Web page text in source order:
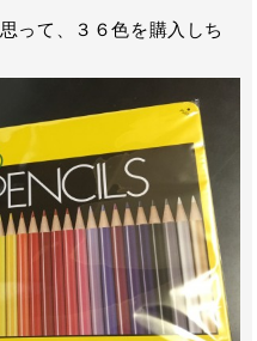
って、３６色を購入しち